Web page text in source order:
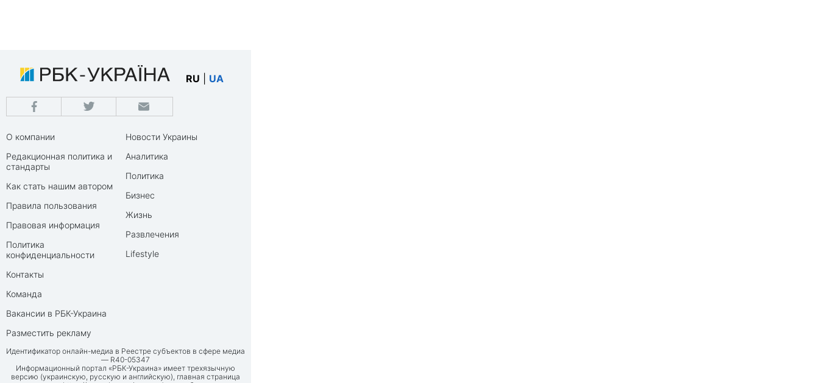
RU UA
О компании
Редакционная политика и
стандарты
Как стать нашим автором
Правила пользования
Правовая информация
Политика
конфиденциальности
Контакты
Команда
Вакансии в РБК-Украина
Разместить рекламу
Новости Украины
Аналитика
Политика
Бизнес
Жизнь
Развлечения
Lifestyle
Идентификатор онлайн-медиа в Реестре субъектов в сфере медиа
— R40-05347
Информационный портал «РБК-Украина» имеет трехязычную
версию (украинскую, русскую и английскую), главная страница